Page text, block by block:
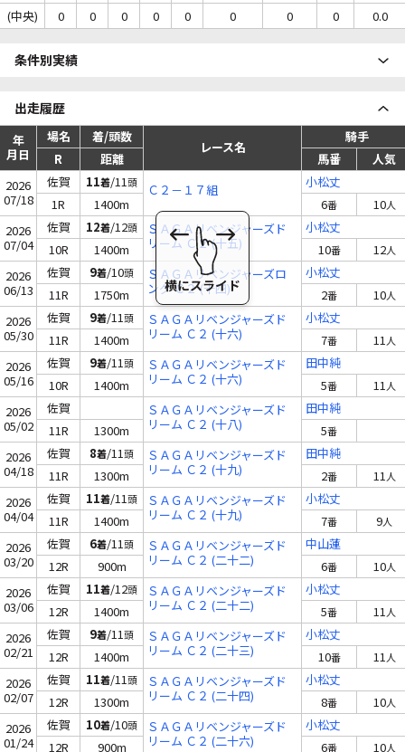
(中央)
0 0 0 0 0 0 0 0 0.0
条件別実績
出走履歴
年
月日
場名 着/頭数
レース名
騎手
R
距離 馬番
人気
2026
07/18
佐賀 11着/11頭 Ｃ２－１７組
小松丈
1R
1400m 6番 10人
2026
07/04
佐賀 12着/12頭
ＳＡＧＡリベンジャーズド
リーム Ｃ２ (十五)
小松丈
10R
1400m 10番 12人
2026
06/13
佐賀 9着/10頭
ＳＡＧＡリベンジャーズロ
ング Ｃ２ (十四)
小松丈
11R
1750m 2番 10人
2026
05/30
佐賀 9着/11頭
ＳＡＧＡリベンジャーズド
リーム Ｃ２ (十六)
小松丈
11R
1400m 7番 11人
2026
05/16
佐賀 9着/11頭
ＳＡＧＡリベンジャーズド
リーム Ｃ２ (十六)
田中純
10R
1400m 5番 11人
2026
05/02
佐賀
ＳＡＧＡリベンジャーズド
リーム Ｃ２ (十八)
田中純
11R
1300m 5番
2026
04/18
佐賀 8着/11頭
ＳＡＧＡリベンジャーズド
リーム Ｃ２ (十九)
田中純
11R
1300m 2番 11人
2026
04/04
佐賀 11着/11頭
ＳＡＧＡリベンジャーズド
リーム Ｃ２ (十九)
小松丈
11R
1400m 7番 9人
2026
03/20
佐賀 6着/11頭
ＳＡＧＡリベンジャーズド
リーム Ｃ２ (二十二)
中山蓮
12R
900m 6番 10人
2026
03/06
佐賀 11着/12頭
ＳＡＧＡリベンジャーズド
リーム Ｃ２ (二十二)
小松丈
12R
1400m 5番 11人
2026
02/21
佐賀 9着/11頭
ＳＡＧＡリベンジャーズド
リーム Ｃ２ (二十三)
小松丈
12R
1400m 10番 11人
2026
02/07
佐賀 11着/11頭
ＳＡＧＡリベンジャーズド
リーム Ｃ２ (二十四)
小松丈
12R
1300m 8番 10人
2026
01/24
佐賀 10着/10頭
ＳＡＧＡリベンジャーズド
リーム Ｃ２ (二十六)
小松丈
12R
900m 6番 10人